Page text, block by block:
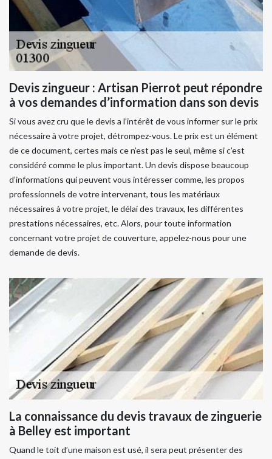
Devis zingueur : Artisan Pierrot peut répondre
à vos demandes d’information dans son devis
Si vous avez cru que le devis a l’intérêt de vous informer sur le prix
nécessaire à votre projet, détrompez-vous. Le prix est un élément
de ce document, certes mais ce n’est pas le seul, même si c’est
considéré comme le plus important. Un devis dispose beaucoup
d’informations qui peuvent vous intéresser comme, les propos
professionnels de votre intervenant, tous les matériaux
nécessaires à votre projet, le délai des travaux, les différentes
prestations nécessaires, etc. Alors, pour toute information
concernant votre projet de couverture, appelez-nous pour une
demande de devis.
La connaissance du devis travaux de zinguerie
à Belley est important
Quand le toit d’une maison est usé, il sera peut présenter des